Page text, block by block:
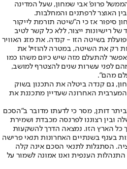
פרופ' אבי שמחון, שעל המדינה
האוצר לרפתנים והמחלבות.
סיפור אז כי ה"שיטה תורמת לייקור
רישיונות ייצור, ללא כל קשר לטיב
בשיטה הזו - קנדה. את מזג האוויר
רק את השיטה, במטרה להוזיל את
אפשר להתעלם מזה שיש כיום משהו כמו
מהם לפני עשרות שנים להצטרף למושב,
מהם".
גם קנדה ביטלה את התכנון בשוק
האחרונה שעדיין מתכננת את
דותן, מסר כי לדעתו מדובר ב"הסכם
ובין רצוננו לפרנסה מכבדת ושמירת
כל הארץ הזו. נמצאה הדרך להשקעות
בענף בשנתיים האחרונות תנאי פרישה
הסתגלות לתנאי הסכם אינה קלה
הענפית ואנו אמונה לשמור על